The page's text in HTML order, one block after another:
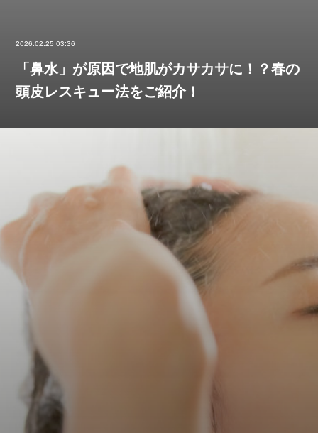
2026.02.25 03:36
「鼻水」が原因で地肌がカサカサに！？春の
頭皮レスキュー法をご紹介！